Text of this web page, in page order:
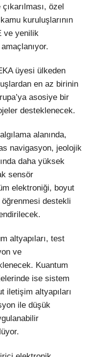
özel
kuruluşlarının
ve yenilik
üyesi ülkeden
en az birinin
asosiye bir
desteklenecek.
alanında,
navigasyon, jeolojik
daha yüksek
sensör
elektroniği, boyut
destekli
altyapıları, test
ve
Kuantum
ise sistem
iletişim altyapıları
ile düşük